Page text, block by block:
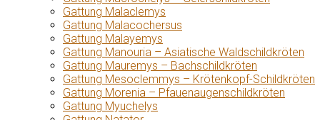
Gattung Malaclemys
Gattung Malacochersus
Gattung Malayemys
Gattung Manouria – Asiatische Waldschildkröten
Gattung Mauremys – Bachschildkröten
Gattung Mesoclemmys – Krötenkopf-Schildkröten
Gattung Morenia – Pfauenaugenschildkröten
Gattung Myuchelys